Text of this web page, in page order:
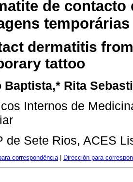
de contacto
temporárias
dermatitis
tattoo
Baptista,* Rita
Internos de
de Sete Rios, ACES
correspondência| Dirección para